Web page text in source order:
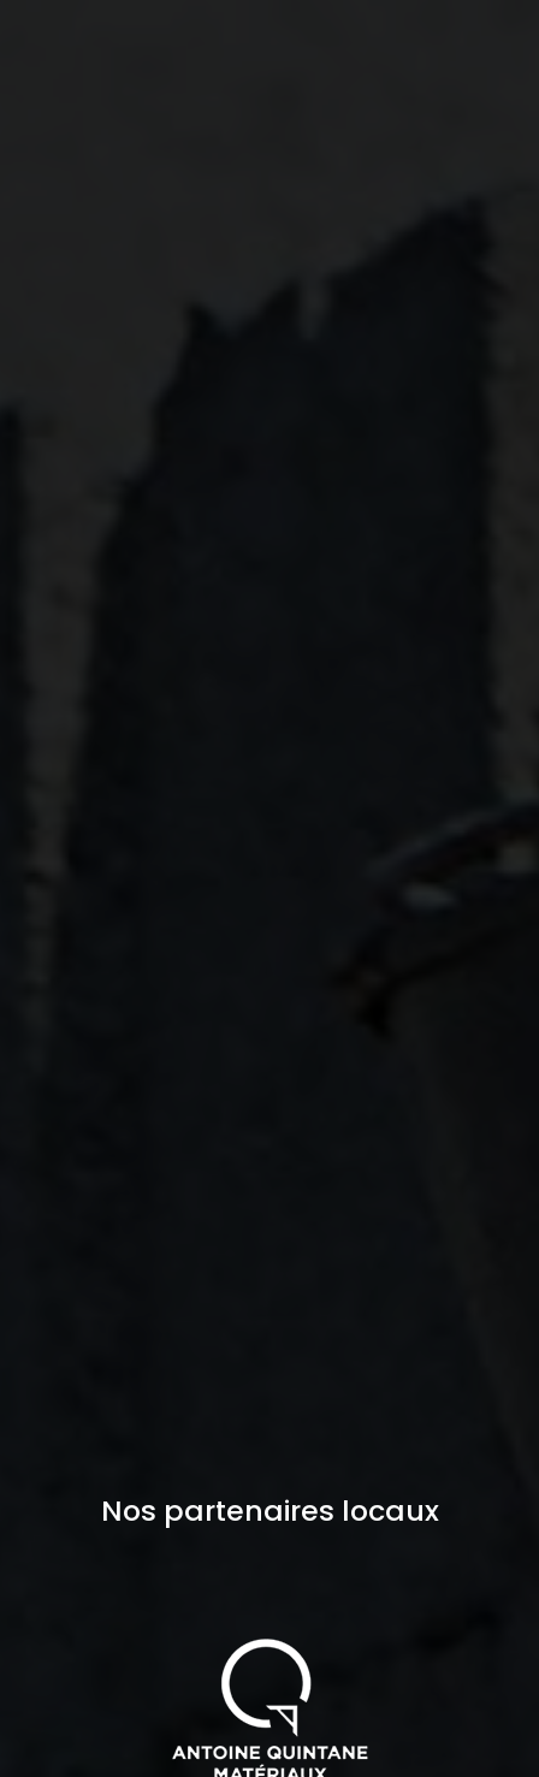
Nos partenaires locaux